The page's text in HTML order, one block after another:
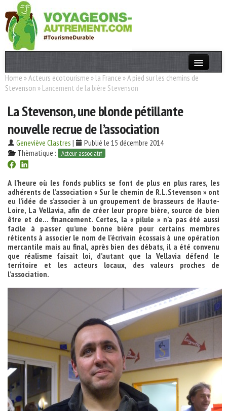
Actualités
Destinations
Acteurs
Thèmes
OK
Home »Acteurs ecotourisme » la France »A pied sur les chemins de
Stevenson » Lancement de la bière Stevenson
La Stevenson, une blonde pétillante
nouvelle recrue de l’association
Geneviève Clastres |
Publié le 15 décembre 2014
Thèmatique :
Acteur associatif
A l’heure où les fonds publics se font de plus en plus rares, les
adhérents de l’association « Sur le chemin de R.L.Stevenson » ont
eu l’idée de s’associer à un groupement de brasseurs de Haute-
Loire, La Vellavia, afin de créer leur propre bière, source de bien
être et de… financement. Certes, la « pilule » n’a pas été aussi
facile à passer qu’une bonne bière pour certains membres
réticents à associer le nom de l’écrivain écossais à une opération
mercantile mais au final, après bien des débats, il a été convenu
que réalisme faisait loi, d’autant que la Vellavia défend le
territoire et les acteurs locaux, des valeurs proches de
l’association.